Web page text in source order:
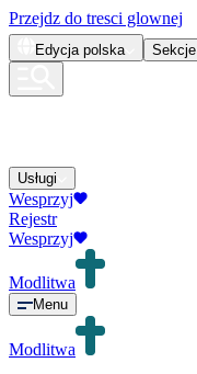
Przejdz do tresci glownej
Edycja polska Sekcje
Usługi
Wesprzyj
Rejestr
Wesprzyj
Modlitwa
Menu
Modlitwa